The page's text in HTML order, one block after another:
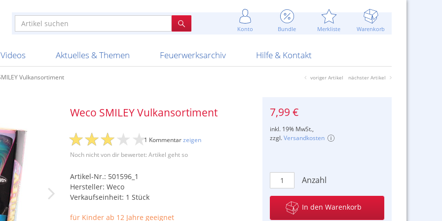
Konto Bundle Merkliste Warenkorb
Schallerzeuger P1
Feuerwerk T1
Schachteln und Attrappen
Streich- und Bengalhölzer
Blitzschnell...
Sommerpreise u.v.m.
Videos
Knallkörper
Batterien
Aktuelles & Themen
Ladenverkauf 2024
20 Jahre Feuerwerksvitrine
Ausnahmegenehmigung
Sammlertreffen
Feuerwerksarchiv
Fireworks Apel Feuerwerk Argento Feuerwerk ARS Pirotecnia
BKV Vuurwerk Bothmer Pyrotechnik
Hilfe & Kontakt
Bestellschluss
Altersnachweis
Versanddienste
Gewerbetreibende
Kontaktformular
AGB
Vulkansortiment voriger Artikel nächster Artikel
Weco SMILEY Vulkansortiment
Noch nicht von dir bewertet: Artikel geht so
1 Kommentarzeigen
Artikel-Nr.: 501596_1
Hersteller: Weco
Verkaufseinheit: 1 Stück
für Kinder ab 12 Jahre geeignet
7,99 €
inkl. 19% MwSt.,
zzgl.Versandkosten
Anzahl
In den Warenkorb